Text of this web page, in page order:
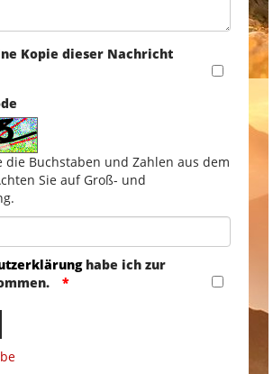
Kopie dieser Nachricht
die Buchstaben und Zahlen aus dem
Sie auf Groß- und
habe ich zur